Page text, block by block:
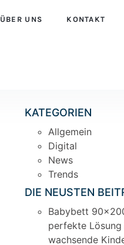
ÜBER UNS KONTAKT
KATEGORIEN
Allgemein
Digital
News
Trends
DIE NEUSTEN
Babybett
perfekte
wachsende